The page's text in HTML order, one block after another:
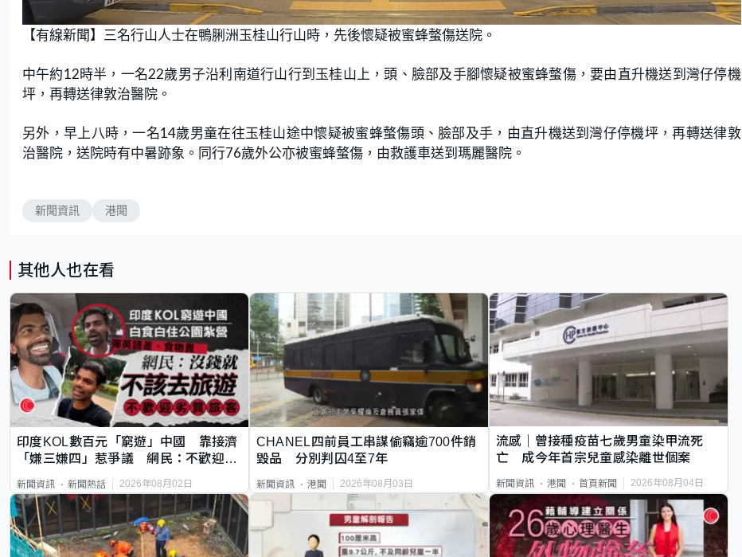
n
m
u
L
a
d
6
4
【有線新聞】三名行山人士在鴨脷洲玉桂山行山時，先後懷疑被蜜蜂螫傷送院。
中午約12時半，一名22歲男子沿利南道行山行到玉桂山上，頭、臉部及手腳懷疑被蜜蜂螫傷，要由直升機送到灣仔停機
坪，再轉送律敦治醫院。
另外，早上八時，一名14歲男童在往玉桂山途中懷疑被蜜蜂螫傷頭、臉部及手，由直升機送到灣仔停機坪，再轉送律敦
治醫院，送院時有中暑跡象。同行76歲外公亦被蜜蜂螫傷，由救護車送到瑪麗醫院。
新聞資訊 港聞
其他人也在看
印度KOL數百元「窮遊」中國 靠接濟
「嫌三嫌四」惹爭議 網民：不歡迎劣
新聞資訊 新聞熱話 2026年08月02日
CHANEL四前員工串謀偷竊逾700件銷
毀品 分別判囚4至7年
新聞資訊 港聞 2026年08月03日
流感｜曾接種疫苗七歲男童染甲流死
亡 成今年首宗兒童感染離世個案
新聞資訊 港聞 首頁新聞 2026年08月04日